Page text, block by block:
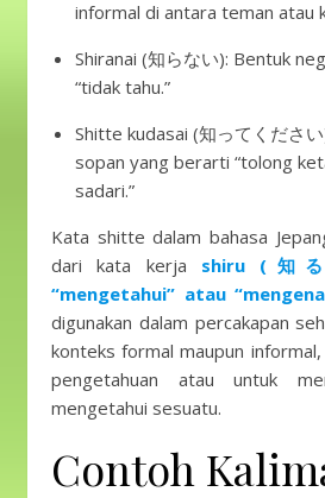
informal di antara teman atau
Shiranai (知らない): Bentuk
“tidak tahu.”
Shitte kudasai (知ってくださ
sopan yang berarti “tolong
sadari.”
Kata shitte dalam bahasa
dari kata kerja shiru (知
“mengetahui” atau
digunakan dalam percakapan
konteks formal maupun informal,
pengetahuan atau untuk
mengetahui sesuatu.
Contoh